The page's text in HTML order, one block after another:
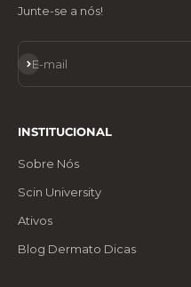
Junte-se a nós!
E-mail
Assinar
INSTITUCIONAL
Sobre Nós
Scin University
Ativos
Blog Dermato Dicas